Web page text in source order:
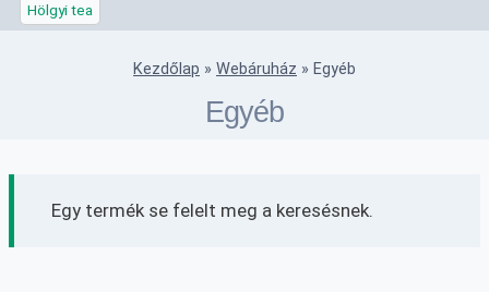
Hölgyi tea
Kezdőlap » Webáruház » Egyéb
Egyéb
Egy termék se felelt meg a keresésnek.